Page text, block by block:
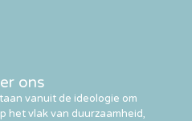
ons
vanuit de ideologie om
het vlak van duurzaamheid,